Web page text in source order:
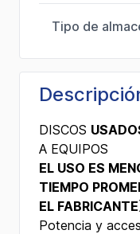
Tipo de
DISCOS
A EQUIPOS
EL USO ES
TIEMPO
EL
Potencia y